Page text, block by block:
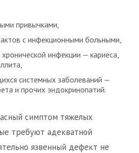
привычками,
с инфекционными больными,
инфекции — кариеса,
системных заболеваний —
и прочих эндокринопатий.
симптом тяжелых
требуют адекватной
язвенный дефект не